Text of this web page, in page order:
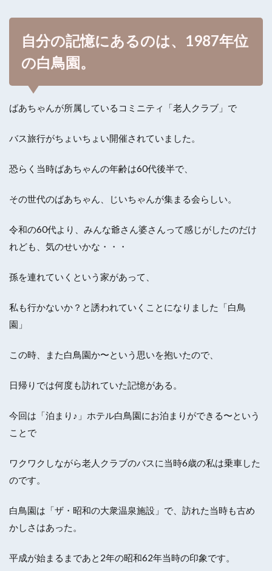
自分の記憶にあるのは、1987年位
の白鳥園。
ばあちゃんが所属しているコミニティ「老人クラブ」で
バス旅行がちょいちょい開催されていました。
恐らく当時ばあちゃんの年齢は60代後半で、
その世代のばあちゃん、じいちゃんが集まる会らしい。
令和の60代より、みんな爺さん婆さんって感じがしたのだけ
れども、気のせいかな・・・
孫を連れていくという家があって、
私も行かないか？と誘われていくことになりました「白鳥
園」
この時、また白鳥園か〜という思いを抱いたので、
日帰りでは何度も訪れていた記憶がある。
今回は「泊まり♪」ホテル白鳥園にお泊まりができる〜という
ことで
ワクワクしながら老人クラブのバスに当時6歳の私は乗車した
のです。
白鳥園は「ザ・昭和の大衆温泉施設」で、訪れた当時も古め
かしさはあった。
平成が始まるまであと2年の昭和62年当時の印象です。